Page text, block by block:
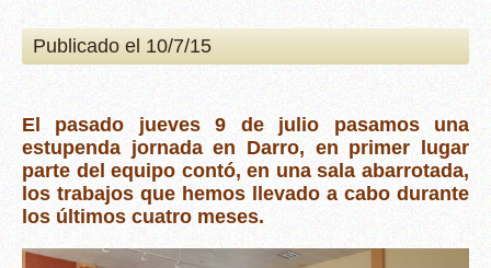
Publicado el 10/7/15
El pasado jueves 9 de julio pasamos una
estupenda jornada en Darro, en primer lugar
parte del equipo contó, en una sala abarrotada,
los trabajos que hemos llevado a cabo durante
los últimos cuatro meses.